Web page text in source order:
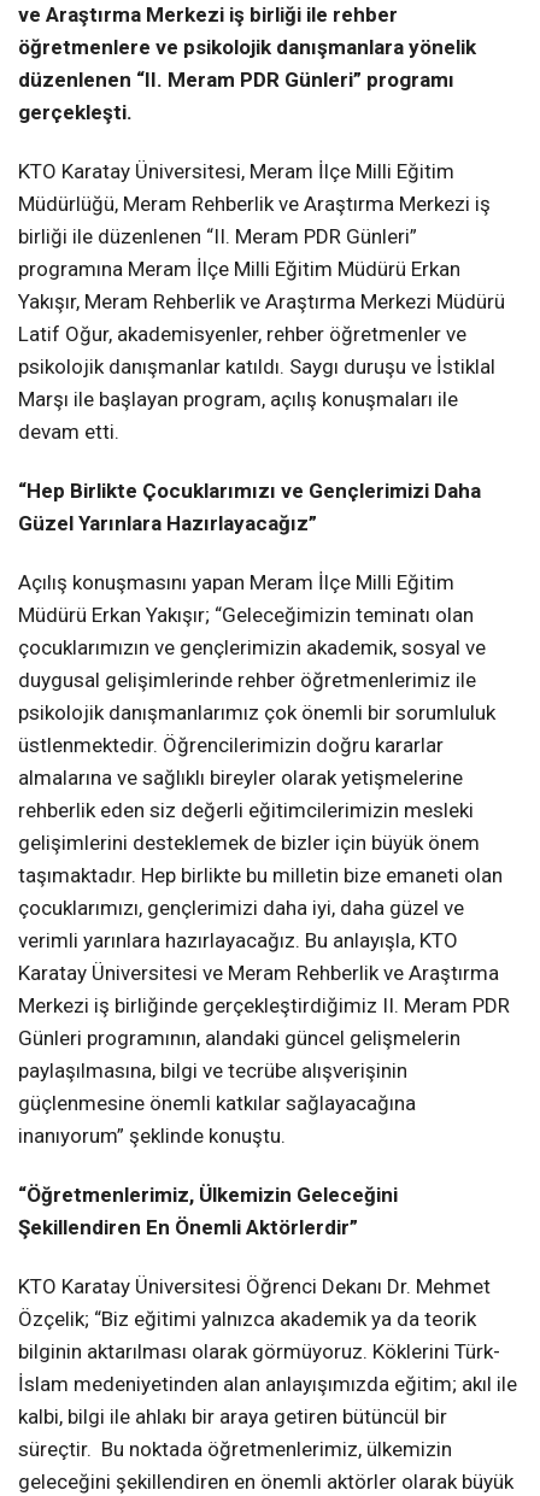
ve Araştırma Merkezi iş birliği ile rehber
öğretmenlere ve psikolojik danışmanlara yönelik
düzenlenen “II. Meram PDR Günleri” programı
gerçekleşti.
KTO Karatay Üniversitesi, Meram İlçe Milli Eğitim
Müdürlüğü, Meram Rehberlik ve Araştırma Merkezi iş
birliği ile düzenlenen “II. Meram PDR Günleri”
programına Meram İlçe Milli Eğitim Müdürü Erkan
Yakışır, Meram Rehberlik ve Araştırma Merkezi Müdürü
Latif Oğur, akademisyenler, rehber öğretmenler ve
psikolojik danışmanlar katıldı. Saygı duruşu ve İstiklal
Marşı ile başlayan program, açılış konuşmaları ile
devam etti.
“Hep Birlikte Çocuklarımızı ve Gençlerimizi Daha
Güzel Yarınlara Hazırlayacağız”
Açılış konuşmasını yapan Meram İlçe Milli Eğitim
Müdürü Erkan Yakışır; “Geleceğimizin teminatı olan
çocuklarımızın ve gençlerimizin akademik, sosyal ve
duygusal gelişimlerinde rehber öğretmenlerimiz ile
psikolojik danışmanlarımız çok önemli bir sorumluluk
üstlenmektedir. Öğrencilerimizin doğru kararlar
almalarına ve sağlıklı bireyler olarak yetişmelerine
rehberlik eden siz değerli eğitimcilerimizin mesleki
gelişimlerini desteklemek de bizler için büyük önem
taşımaktadır. Hep birlikte bu milletin bize emaneti olan
çocuklarımızı, gençlerimizi daha iyi, daha güzel ve
verimli yarınlara hazırlayacağız. Bu anlayışla, KTO
Karatay Üniversitesi ve Meram Rehberlik ve Araştırma
Merkezi iş birliğinde gerçekleştirdiğimiz II. Meram PDR
Günleri programının, alandaki güncel gelişmelerin
paylaşılmasına, bilgi ve tecrübe alışverişinin
güçlenmesine önemli katkılar sağlayacağına
inanıyorum” şeklinde konuştu.
“Öğretmenlerimiz, Ülkemizin Geleceğini
Şekillendiren En Önemli Aktörlerdir”
KTO Karatay Üniversitesi Öğrenci Dekanı Dr. Mehmet
Özçelik; “Biz eğitimi yalnızca akademik ya da teorik
bilginin aktarılması olarak görmüyoruz. Köklerini Türk-
İslam medeniyetinden alan anlayışımızda eğitim; akıl ile
kalbi, bilgi ile ahlakı bir araya getiren bütüncül bir
süreçtir. Bu noktada öğretmenlerimiz, ülkemizin
geleceğini şekillendiren en önemli aktörler olarak büyük